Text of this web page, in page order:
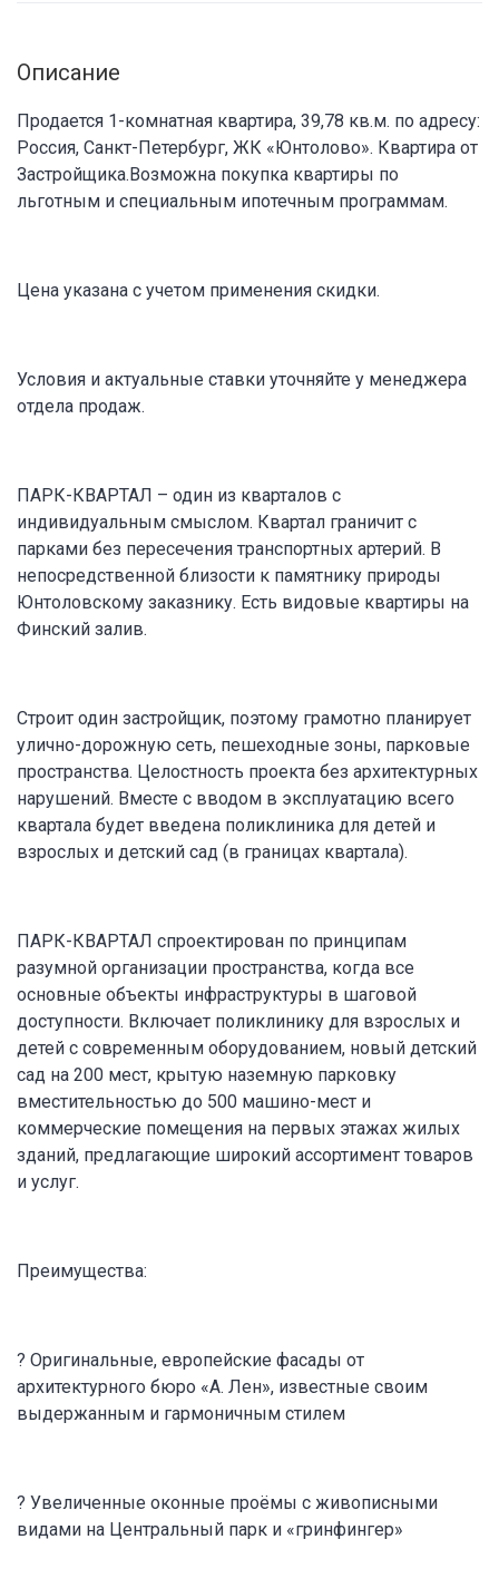
Описание
Продается 1-комнатная квартира, 39,78 кв.м. по адресу:
Россия, Санкт-Петербург, ЖК «Юнтолово». Квартира от
Застройщика.Возможна покупка квартиры по
льготным и специальным ипотечным программам.
Цена указана с учетом применения скидки.
Условия и актуальные ставки уточняйте у менеджера
отдела продаж.
ПАРК-КВАРТАЛ – один из кварталов с
индивидуальным смыслом. Квартал граничит с
парками без пересечения транспортных артерий. В
непосредственной близости к памятнику природы
Юнтоловскому заказнику. Есть видовые квартиры на
Финский залив.
Строит один застройщик, поэтому грамотно планирует
улично-дорожную сеть, пешеходные зоны, парковые
пространства. Целостность проекта без архитектурных
нарушений. Вместе с вводом в эксплуатацию всего
квартала будет введена поликлиника для детей и
взрослых и детский сад (в границах квартала).
ПАРК-КВАРТАЛ спроектирован по принципам
разумной организации пространства, когда все
основные объекты инфраструктуры в шаговой
доступности. Включает поликлинику для взрослых и
детей с современным оборудованием, новый детский
сад на 200 мест, крытую наземную парковку
вместительностью до 500 машино-мест и
коммерческие помещения на первых этажах жилых
зданий, предлагающие широкий ассортимент товаров
и услуг.
Преимущества:
? Оригинальные, европейские фасады от
архитектурного бюро «А. Лен», известные своим
выдержанным и гармоничным стилем
? Увеличенные оконные проёмы с живописными
видами на Центральный парк и «гринфингер»